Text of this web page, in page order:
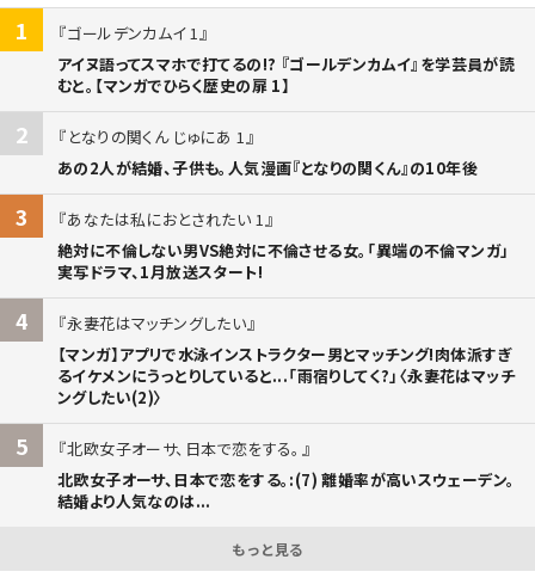
1
ゴールデンカムイ 1
アイヌ語ってスマホで打てるの!? 『ゴールデンカムイ』を学芸員が読
むと。【マンガでひらく歴史の扉 1】
2
となりの関くん じゅにあ 1
あの2人が結婚、子供も。人気漫画『となりの関くん』の10年後
3
あなたは私におとされたい 1
絶対に不倫しない男VS絶対に不倫させる女。「異端の不倫マンガ」
実写ドラマ、1月放送スタート!
4
永妻花はマッチングしたい
【マンガ】アプリで水泳インストラクター男とマッチング!肉体派すぎ
るイケメンにうっとりしていると...「雨宿りしてく?」〈永妻花はマッチ
ングしたい(2)〉
5
北欧女子オーサ、日本で恋をする。
北欧女子オーサ、日本で恋をする。:(7) 離婚率が高いスウェーデン。
結婚より人気なのは...
もっと見る